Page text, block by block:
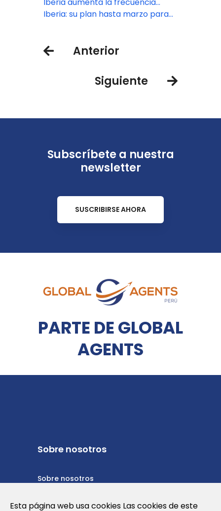
en América Latina y Norteamérica
semanal a nueve capitales latinas
Iberia: su plan hasta marzo para
Anterior
Siguiente
Subscríbete a nuestra
newsletter
SUSCRIBIRSE AHORA
PARTE DE GLOBAL
AGENTS
Sobre nosotros
Sobre nosotros
Esta página web usa cookies Las cookies de este